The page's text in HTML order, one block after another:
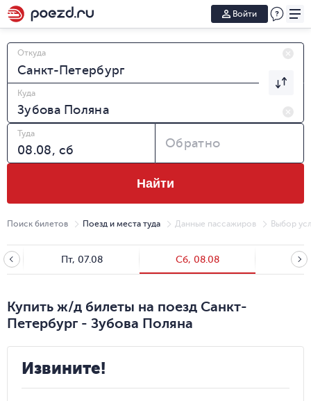
Войти
Откуда
Куда
Туда
Обратно
Найти
Поиск билетов Поезд и места туда Данные пассажиров Выбор
Пт, 07.08 Сб, 08.08 Вс,
Купить ж/д билеты на поезд Санкт-
Петербург - Зубова Поляна
Извините!